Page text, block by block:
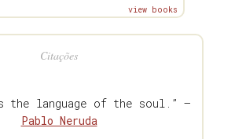
view books
Citações
the language of the soul.” —
Pablo Neruda